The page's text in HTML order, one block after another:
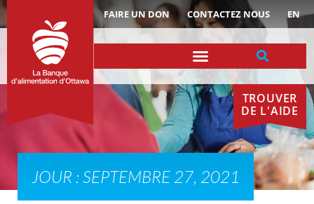
FAIRE UN DON CONTACTEZ NOUS EN
TROUVER
DE L'AIDE
JOUR : SEPTEMBRE 27, 2021